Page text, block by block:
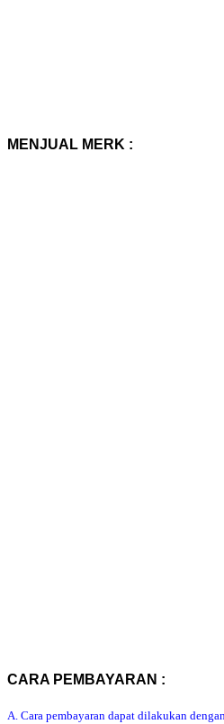
MENJUAL MERK :
CARA PEMBAYARAN :
A. Cara pembayaran dapat dilakukan